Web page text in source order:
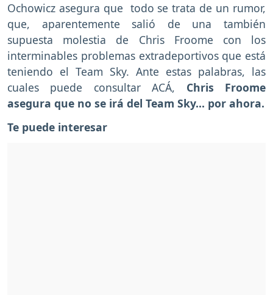
Ochowicz asegura que todo se trata de un rumor,
que, aparentemente salió de una también
supuesta molestia de Chris Froome con los
interminables problemas extradeportivos que está
teniendo el Team Sky. Ante estas palabras, las
cuales puede consultar ACÁ, Chris Froome
asegura que no se irá del Team Sky... por ahora.
Te puede interesar